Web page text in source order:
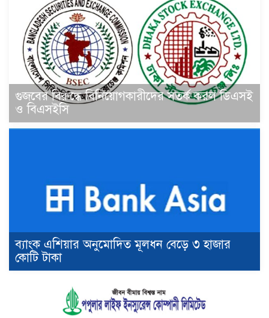
গুজবের বিরুদ্ধে বিনিয়োগকারীদের সতর্ক করল ডিএসই
ও বিএসইসি
ব্যাংক এশিয়ার অনুমোদিত মূলধন বেড়ে ৩ হাজার
কোটি টাকা